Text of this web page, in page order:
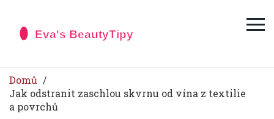
Domů
Jak odstranit zaschlou skvrnu od vína z textilie
a povrchů